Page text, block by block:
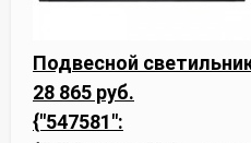
Подвесной
28 865 руб.
{"547581":